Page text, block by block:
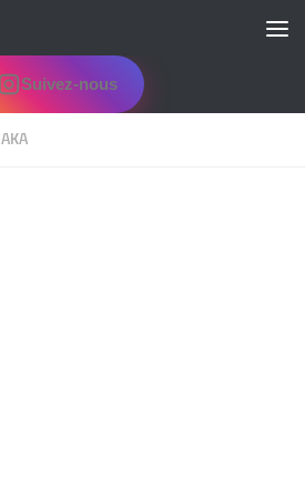
Suivez-nous